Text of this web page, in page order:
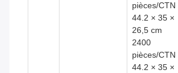
pièces/CTN
44.2 × 35 ×
26,5 cm
2400
pièces/CTN
44.2 × 35 ×